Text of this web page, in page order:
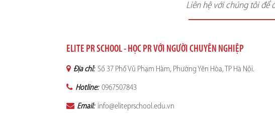
Liên hệ với chúng tôi để
ELITE PR SCHOOL - HỌC PR VỚI NGƯỜI CHUYÊN NGHIỆP
Địa chỉ: Số 37 Phố Vũ Phạm Hàm, Phường Yên Hòa, TP Hà Nội.
Hotline: 0967507843
Email: info@eliteprschool.edu.vn